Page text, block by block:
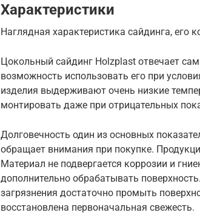
Характеристики
Наглядная характеристика сайдинга,
Цокольный сайдинг Holzplast отвечает
возможность использовать его при
изделия выдерживают очень низкие
монтировать даже при отрицательных
Долговечность один из основных
обращает внимания при покупке.
Материал не подвергается коррозии и
дополнительно обрабатывать
загрязнения достаточно промыть
восстановлена первоначальная свежесть.